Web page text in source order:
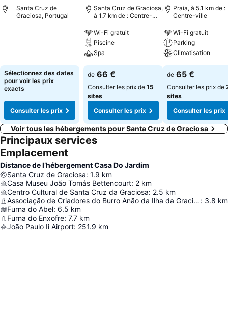
Santa Cruz de
Graciosa, Portugal
Sélectionnez des dates
pour voir les prix
exacts
Consulter les prix
Santa Cruz de Graciosa,
à 1.7 km de : Centre-
Wi-Fi gratuit
Piscine
Spa
de 66 €
Consulter les prix de 15
sites
Consulter les prix
Praia, à 5.1 km de :
Centre-ville
Wi-Fi gratuit
Parking
Climatisation
de 65 €
Consulter les prix de
sites
Consulter les prix
Voir tous les hébergements pour Santa Cruz de Graciosa
Principaux services
Emplacement
Distance de l’hébergement Casa Do Jardim
Santa Cruz de Graciosa: 1.9 km
Casa Museu João Tomás Bettencourt: 2 km
Centro Cultural de Santa Cruz da Graciosa: 2.5 km
Associação de Criadores do Burro Anão da Ilha da Graciosa : 3.8 km
Furna do Abel: 6.5 km
Furna do Enxofre: 7.7 km
João Paulo Ii Airport: 251.9 km